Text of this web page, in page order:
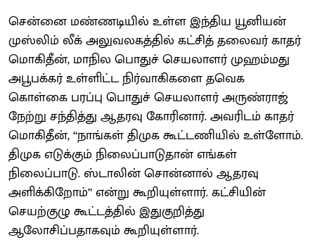
சென்னை மண்ணடியில் உள்ள இந்திய யூனியன்
முஸ்லிம் லீக் அலுவலகத்தில் கட்சித் தலைவர் காதர்
மொகிதீன், மாநில பொதுச் செயலாளர் முஹம்மது
அபூபக்கர் உள்ளிட்ட நிர்வாகிகளை தவெக
கொள்கை பரப்பு பொதுச் செயலாளர் அருண்ராஜ்
நேற்று சந்தித்து ஆதரவு கோரினார். அவரிடம் காதர்
மொகிதீன், ‘‘நாங்கள் திமுக கூட்டணியில் உள்ளோம்.
திமுக எடுக்கும் நிலைப்பாடுதான் எங்கள்
நிலைப்பாடு. ஸ்டாலின் சொன்னால் ஆதரவு
அளிக்கிறோம்’’ என்று கூறியுள்ளார். கட்சியின்
செயற்குழு கூட்டத்தில் இதுகுறித்து
ஆலோசிப்பதாகவும் கூறியுள்ளார்.